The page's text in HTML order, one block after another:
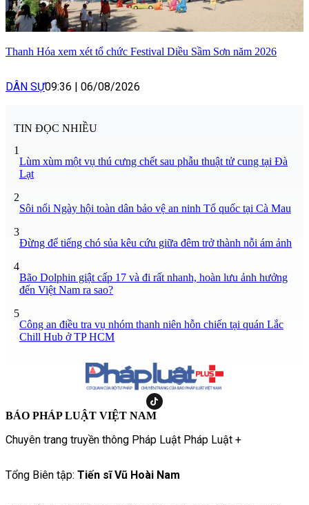
Thanh Hóa xem xét tổ chức Festival Diều Sầm Sơn năm 2026
DÂN SỰ09:36 | 06/08/2026
TIN ĐỌC NHIỀU
1
Lùm xùm một vụ thú cưng chết sau phẫu thuật tử cung tại Đà
Lạt
2
Sôi nổi Ngày hội toàn dân bảo vệ an ninh Tổ quốc tại Cà Mau
3
Đừng để tiếng chó sủa kêu cứu giữa đêm trở thành nỗi ám ảnh
4
Bão Dolphin giật cấp 17 và đi rất nhanh, hoàn lưu ảnh hưởng
đến Việt Nam ra sao?
5
Công an điều tra vụ nhóm thanh niên hỗn chiến tại quán Lắc
Chill Hub ở TP HCM
BÁO PHÁP LUẬT VIỆT NAM
Chuyên trang truyền thông Pháp Luật Pháp Luật +
Tổng Biên tập: Tiến sĩ Vũ Hoài Nam